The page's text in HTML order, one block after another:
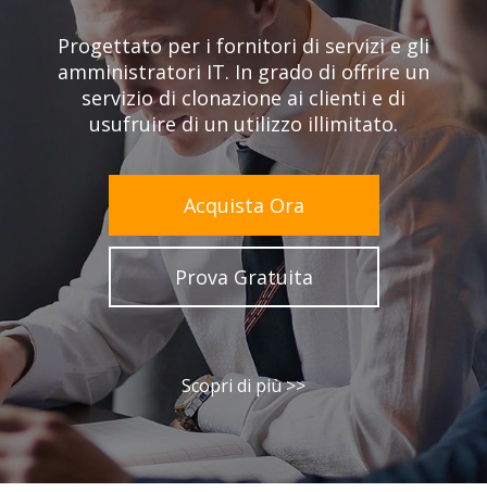
Progettato per i fornitori di servizi e gli
amministratori IT. In grado di offrire un
servizio di clonazione ai clienti e di
usufruire di un utilizzo illimitato.
Acquista Ora
Prova Gratuita
Scopri di più >>